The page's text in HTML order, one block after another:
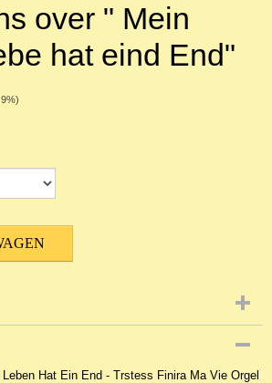
over " Mein
hat eind End"
Hat Ein End - Trstess Finira Ma Vie Orgel